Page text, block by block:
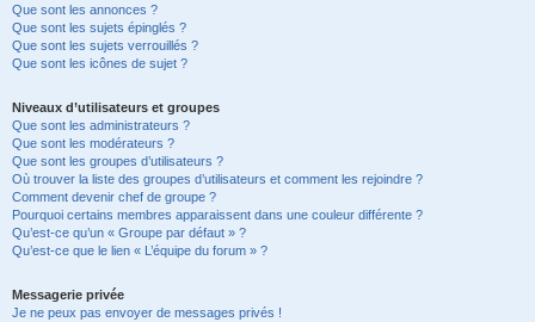
Que sont les annonces ?
Que sont les sujets épinglés ?
Que sont les sujets verrouillés ?
Que sont les icônes de sujet ?
Niveaux d’utilisateurs et groupes
Que sont les administrateurs ?
Que sont les modérateurs ?
Que sont les groupes d’utilisateurs ?
Où trouver la liste des groupes d’utilisateurs et comment les rejoindre ?
Comment devenir chef de groupe ?
Pourquoi certains membres apparaissent dans une couleur différente ?
Qu’est-ce qu’un « Groupe par défaut » ?
Qu’est-ce que le lien « L’équipe du forum » ?
Messagerie privée
Je ne peux pas envoyer de messages privés !